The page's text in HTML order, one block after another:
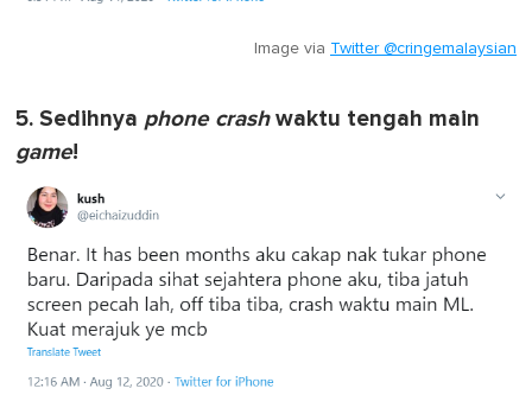
Image via Twitter @cringemalaysian
5. Sedihnya phone crashwaktu tengah main
game!